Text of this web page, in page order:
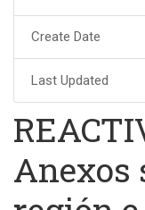
Create Date
Last Updated
Anexos